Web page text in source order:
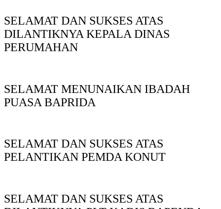
SELAMAT DAN SUKSES ATAS
DILANTIKNYA KEPALA DINAS
PERUMAHAN
SELAMAT MENUNAIKAN IBADAH
PUASA BAPRIDA
SELAMAT DAN SUKSES ATAS
PELANTIKAN PEMDA KONUT
SELAMAT DAN SUKSES ATAS